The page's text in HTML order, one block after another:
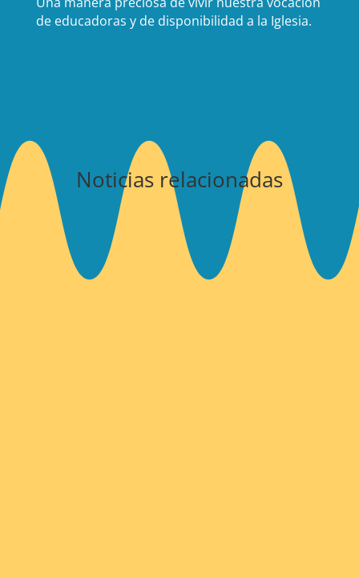
de educadoras y de disponibilidad a la Iglesia.
Noticias relacionadas